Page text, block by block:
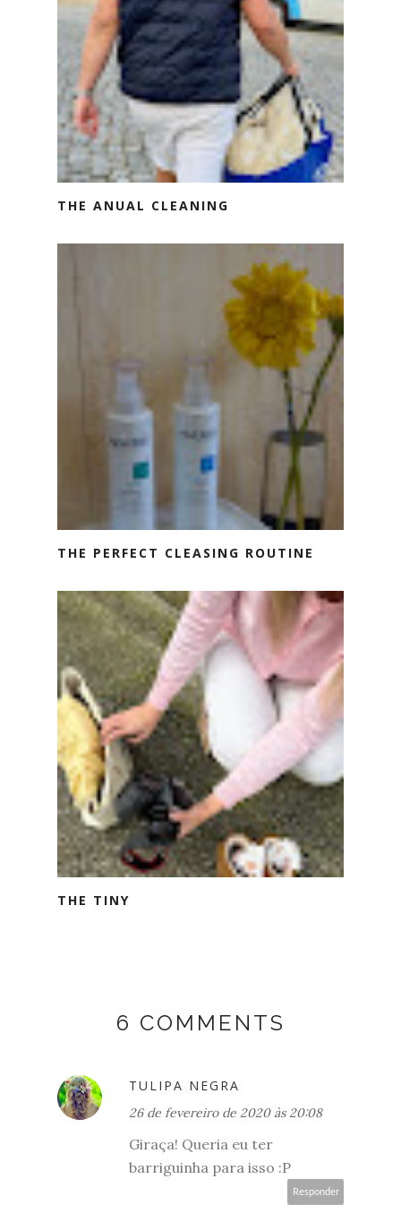
THE ANUAL CLEANING
THE PERFECT CLEASING ROUTINE
THE TINY
6 COMMENTS
TULIPA NEGRA
26 de fevereiro de 2020 às 20:08
Giraça! Queria eu ter
barriguinha para isso :P
Responder